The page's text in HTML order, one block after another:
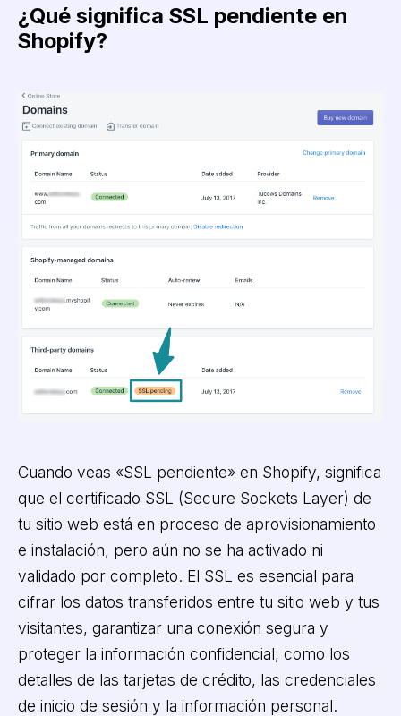
¿Qué significa SSL pendiente en
Shopify?
Cuando veas «SSL pendiente» en Shopify, significa
que el certificado SSL (Secure Sockets Layer) de
tu sitio web está en proceso de aprovisionamiento
e instalación, pero aún no se ha activado ni
validado por completo. El SSL es esencial para
cifrar los datos transferidos entre tu sitio web y tus
visitantes, garantizar una conexión segura y
proteger la información confidencial, como los
detalles de las tarjetas de crédito, las credenciales
de inicio de sesión y la información personal.